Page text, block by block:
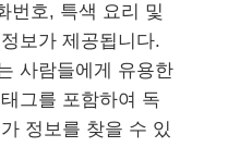
번호, 특색 요리 및
보가 제공됩니다.
사람들에게 유용한
그를 포함하여 독
정보를 찾을 수 있